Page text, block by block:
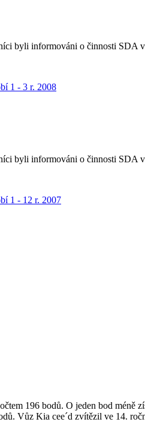
byli informováni o činnosti
1 - 3 r. 2008
byli informováni o činnosti
1 - 12 r. 2007
196 bodů. O jeden bod
Vůz Kia cee´d zvítězil ve 14.